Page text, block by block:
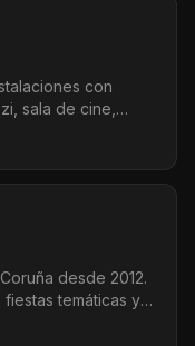
con
de Galicia.
desde 2012.
temáticas y
libre y ropero